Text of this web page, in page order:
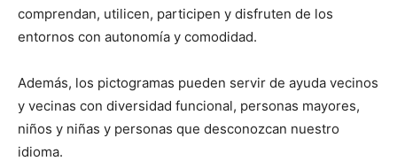
comprendan, utilicen, participen y disfruten de los
entornos con autonomía y comodidad.
Además, los pictogramas pueden servir de ayuda vecinos
y vecinas con diversidad funcional, personas mayores,
niños y niñas y personas que desconozcan nuestro
idioma.